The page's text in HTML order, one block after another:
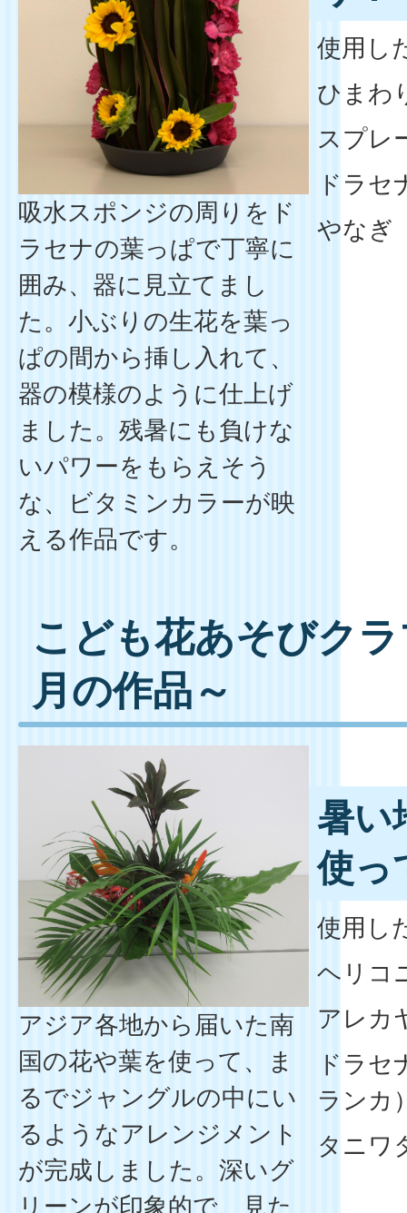
吸水スポンジの周りをド
ラセナの葉っぱで丁寧に
囲み、器に見立てまし
た。小ぶりの生花を葉っ
ぱの間から挿し入れて、
器の模様のように仕上げ
ました。残暑にも負けな
いパワーをもらえそう
な、ビタミンカラーが映
える作品です。
使用し
ひまわ
スプレ
ドラセ
やなぎ
こども花あそびク
月の作品～
アジア各地から届いた南
国の花や葉を使って、ま
るでジャングルの中にい
るようなアレンジメント
が完成しました。深いグ
リーンが印象的で、見た
暑い
使
使用し
ヘリコ
アレカ
ドラセ
ランカ
タニワ